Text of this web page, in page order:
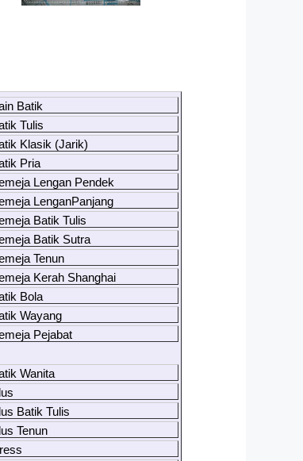
Batik
Tulis
Klasik (Jarik)
Pria
Lengan Pendek
LenganPanjang
Batik Tulis
Batik Sutra
Tenun
Kerah Shanghai
Bola
Wayang
Pejabat
Wanita
Batik Tulis
Tenun